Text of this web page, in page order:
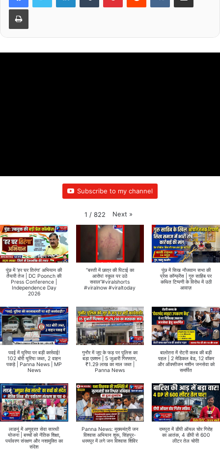
k
Print
Subscribe to my channel
1 / 822 Next »
पुंछ में ‘हर घर तिरंगा’ अभियान की
तैयारी तेज | DC Poonch की
Press Conference |
Independence Day
2026
“बस्ती में छात्र की पिटाई का
आरोप! स्कूल पर उठे
सवाल”#viralshorts
#viralnow #viraltoday
पुंछ में सिख नौजवान सभा की
प्रेस कॉन्फ्रेंस | गुरु साहिब पर
कथित टिप्पणी के विरोध में उठी
आवाज़
पवई में यूरिया पर बड़ी कार्रवाई!
102 बोरी यूरिया जब्त, 2 वाहन
पकड़े | Panna News | MP
News
गुनौर में जुए के फड़ पर पुलिस का
बड़ा एक्शन | 5 जुआरी गिरफ्तार,
₹1.29 लाख का माल जब्त |
Panna News
बालोतरा में रोटरी क्लब की बड़ी
पहल | 2 मेडिकल बेड, 12 वॉकर
और ऑक्सीजन मशीन जनसेवा को
समर्पित
लाडनूं में अणुव्रत सेवा सारथी
योजना | बच्चों को नैतिक शिक्षा,
पर्यावरण संरक्षण और नशामुक्ति का
संदेश
Panna News: मुख्यमंत्री जन
विश्वास अभियान शुरू, सिंहपुर-
धरमपुर में लगे जन विश्वास शिविर
रामपुरा में डीपी ऑयल चोर गिरोह
का आतंक, 4 डीपी से 600
लीटर तेल चोरी!